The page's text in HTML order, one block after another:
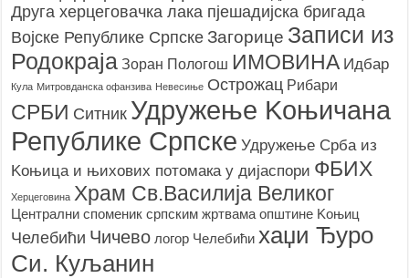
Друга херцеговачка лака пјешадијска бригада
Војске Републике Српске Загорице Записи из
Родoкраја Зоран Пологош ИМОВИНА Идбар
Кула Митровданска офанзива Невесињe Острожац Рибари
СРБИ Ситник Удружење Kоњичана
Републике Српске Удружење Срба из
Kоњица и њихових потомака у дијаспори ФБИХ
Херцеговина Храм Св.Василија Великог
Централни споменик српским жртвама општине Kоњиц
Челебићи Чичево логор Челебићи хаџи Ђуро
Си. Куљанин